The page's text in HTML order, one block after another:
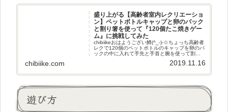
盛り上がる【高齢者室内レクリエーショ
ン】ペットボトルキャップと卵のパック
と割り箸を使って『120個たこ焼きゲー
ム』に挑戦してみた
chibiikeおはようござい鱒(^_-)-☆ちょっち高齢者
レクで120個のペットボトルのキャップを卵のパ
ックの中に入れて手先と手首と腕を使って割り
と一緒に協力してやってみました(^^♪きっかけ以
chibiike.com 2019.11.16
遊び方